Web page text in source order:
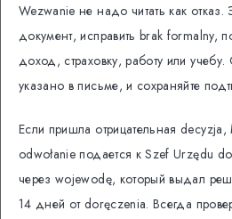
Wezwanie не надо читать как отказ.
документ, исправить brak formalny,
доход, страховку, работу или учебу.
указано в письме, и сохраняйте
Если пришла отрицательная decyzja,
odwołanie подается к Szef Urzędu
через wojewodę, который выдал
14 дней от doręczenia. Всегда